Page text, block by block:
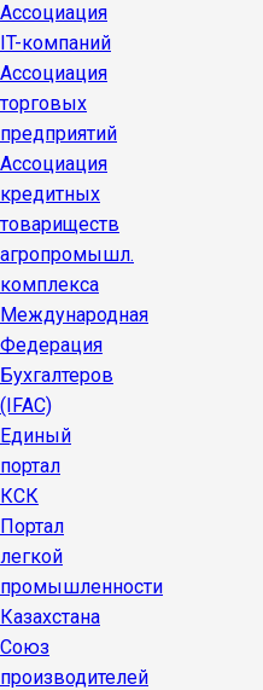
Ассоциация
IT-компаний
Ассоциация
торговых
предприятий
Ассоциация
кредитных
товариществ
агропромышл.
комплекса
Международная
Федерация
Бухгалтеров
(IFAC)
Единый
портал
КСК
Портал
легкой
промышленности
Казахстана
Союз
производителей